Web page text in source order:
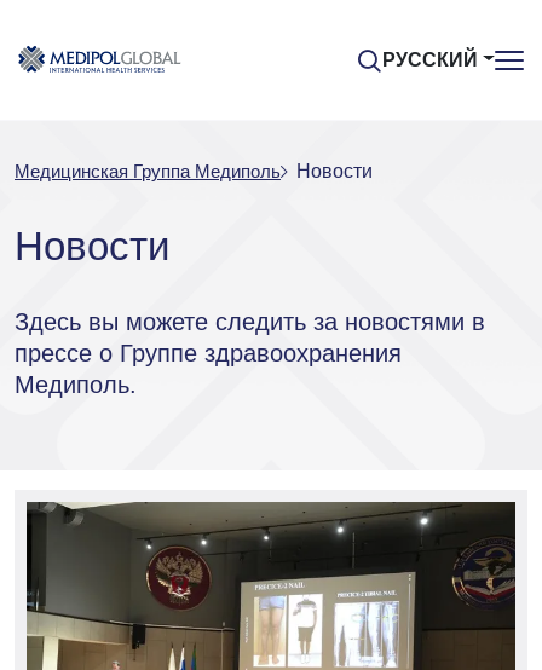
РУССКИЙ
Медицинская Группа Медиполь Новости
Новости
Здесь вы можете следить за новостями в
прессе о Группе здравоохранения
Медиполь.